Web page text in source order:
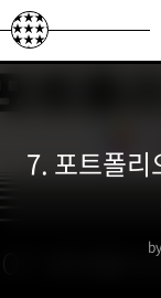
본문 바로가기
7. 포트폴